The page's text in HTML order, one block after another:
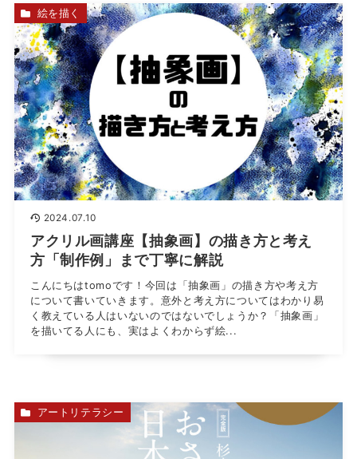
2024.07.10
アクリル画講座【抽象画】の描き方と考え
方「制作例」まで丁寧に解説
こんにちはtomoです！今回は「抽象画」の描き方や考え方
について書いていきます。意外と考え方についてはわかり易
く教えている人はいないのではないでしょうか？「抽象画」
を描いてる人にも、実はよくわからず絵...
絵を描く
アートリテラシー